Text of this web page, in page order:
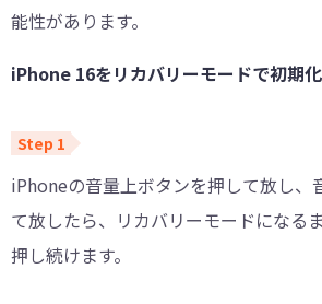
能性があります。
iPhone 16をリカバリーモードで初期
iPhoneの音量上ボタンを押して放し、
て放したら、リカバリーモードになる
押し続けます。